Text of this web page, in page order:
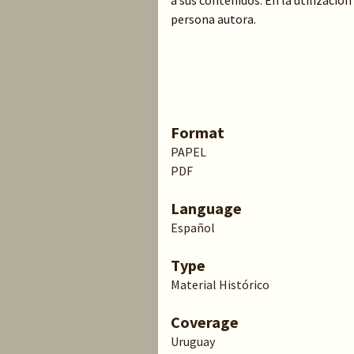
persona autora.
Format
PAPEL
PDF
Language
Español
Type
Material Histórico
Coverage
Uruguay